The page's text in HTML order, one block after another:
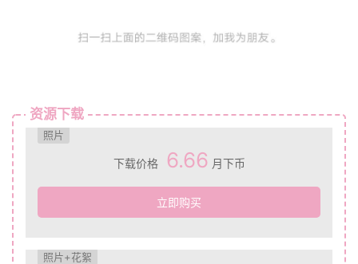
资源下载
照片
下载价格 6.66 月下币
立即购买
照片+花絮